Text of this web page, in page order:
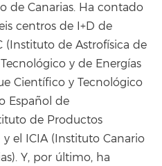
de Canarias. Ha contado
centros de I+D de
(Instituto de Astrofísica de
y de Energías
Científico y Tecnológico
Español de
de Productos
el ICIA (Instituto Canario
Y, por último, ha